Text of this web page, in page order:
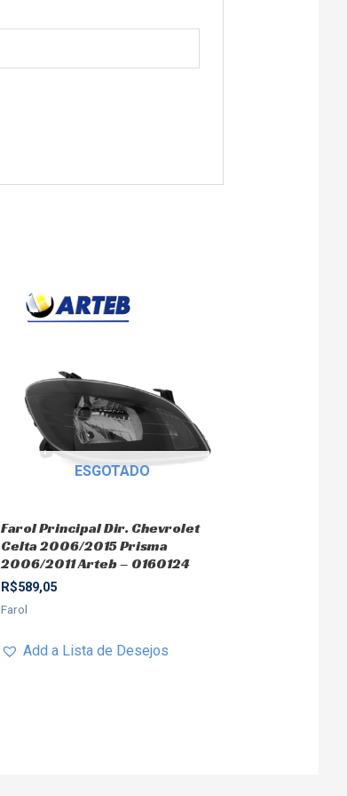
ESGOTADO
Farol Principal Dir. Chevrolet
Celta 2006/2015 Prisma
2006/2011 Arteb – 0160124
R$589,05
Farol
Add a Lista de Desejos